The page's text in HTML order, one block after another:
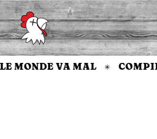
Accueil
VA MAL ✳ COMPILE ✳